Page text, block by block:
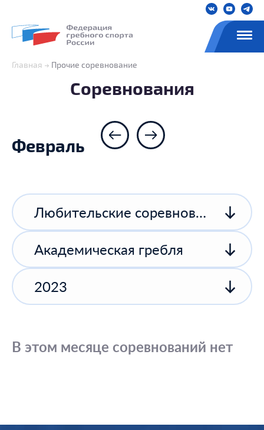
Главная Прочие соревнование
Соревнования
Февраль
Любительские соревнования
Академическая гребля
2023
В этом месяце соревнований нет